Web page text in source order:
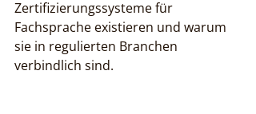
Zertifizierungssysteme für
Fachsprache existieren und warum
sie in regulierten Branchen
verbindlich sind.